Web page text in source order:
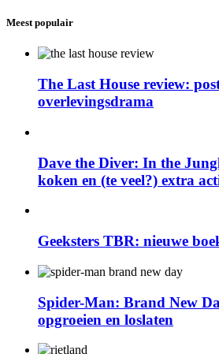
Meest populair
The Last House review:
overlevingsdrama
Dave the Diver: In the
koken en (te veel?) extra
Geeksters TBR: nieuwe
Spider-Man: Brand New
opgroeien en loslaten